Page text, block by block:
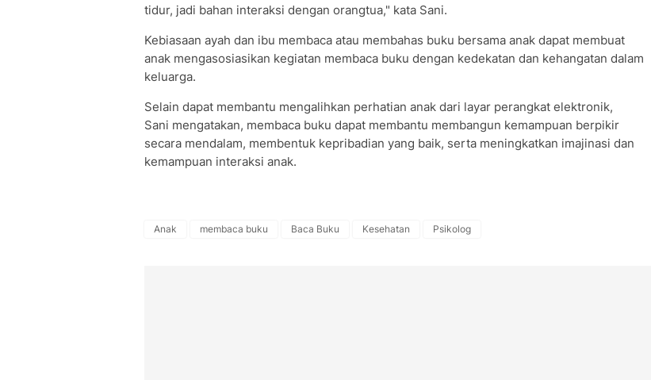
tidur, jadi bahan interaksi dengan orangtua," kata Sani.
Kebiasaan ayah dan ibu membaca atau membahas buku bersama anak dapat membuat
anak mengasosiasikan kegiatan membaca buku dengan kedekatan dan kehangatan dalam
keluarga.
Selain dapat membantu mengalihkan perhatian anak dari layar perangkat elektronik,
Sani mengatakan, membaca buku dapat membantu membangun kemampuan berpikir
secara mendalam, membentuk kepribadian yang baik, serta meningkatkan imajinasi dan
kemampuan interaksi anak.
Anak membaca buku Baca Buku Kesehatan Psikolog